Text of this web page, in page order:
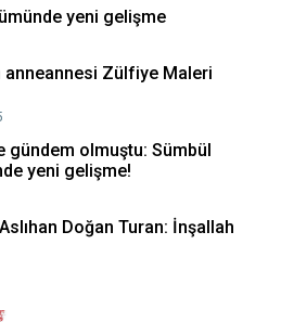
yeni gelişme
anneannesi Zülfiye Maleri
gündem olmuştu: Sümbül
yeni gelişme!
Doğan Turan: İnşallah